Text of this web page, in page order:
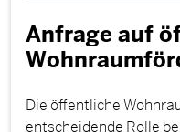
Anfrage auf
Die öffentliche
entscheidende Rolle